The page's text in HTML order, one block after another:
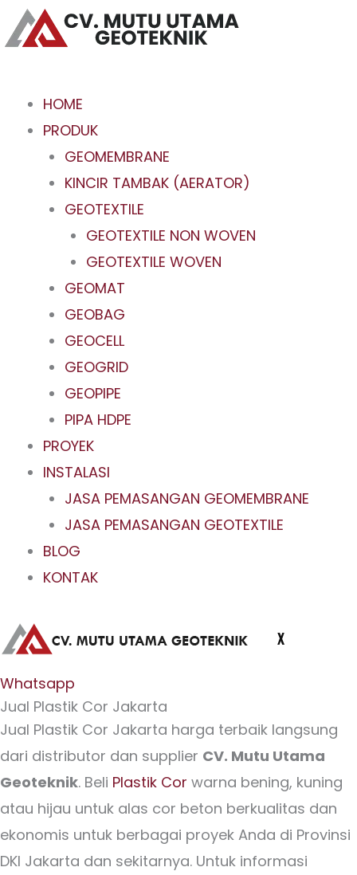
Skip
to
HOME
PRODUK
GEOMEMBRANE
KINCIR TAMBAK (AERATOR)
GEOTEXTILE
GEOTEXTILE NON WOVEN
GEOTEXTILE WOVEN
GEOMAT
GEOBAG
GEOCELL
GEOGRID
GEOPIPE
PIPA HDPE
PROYEK
INSTALASI
JASA PEMASANGAN GEOMEMBRANE
JASA PEMASANGAN GEOTEXTILE
BLOG
KONTAK
X
Whatsapp
Jual Plastik Cor Jakarta
Jual Plastik Cor Jakarta harga terbaik langsung
dari distributor dan supplier CV. Mutu Utama
Geoteknik. Beli Plastik Cor warna bening, kuning
atau hijau untuk alas cor beton berkualitas dan
ekonomis untuk berbagai proyek Anda di Provinsi
DKI Jakarta dan sekitarnya. Untuk informasi